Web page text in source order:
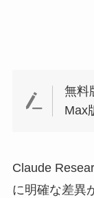
無料
Max
Claude
に明確な差異